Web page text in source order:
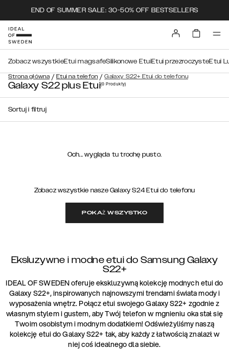
END OF SUMMER SALE: 30-50% OFF BESTSELLERS
Strona główna / Etui na telefon / Galaxy S22+ Etui do telefonu
Zobacz wszystkieEtui magsafeSilikonowe EtuiEtui przezroczysteEtui
Galaxy S22 plus Etui(0Produkty)
Sortuj i filtruj
Och... wygląda tu trochę pusto.
Zobacz wszystkie nasze Galaxy S24 Etui do telefonu
POKAŻ WSZYSTKO
Eksluzywne i modne etui do Samsung Galaxy
S22+
IDEAL OF SWEDEN oferuje ekskluzywną kolekcję modnych etui do
Galaxy S22+, inspirowanych najnowszymi trendami świata mody i
wyposażenia wnętrz. Połącz etui swojego Galaxy S22+ zgodnie z
własnym stylem i gustem, aby Twój telefon w mgnieniu oka stał się
Twoim osobistym i modnym dodatkiem! Odświeżyliśmy naszą
kolekcję etui do Galaxy S22+ tak, aby każdy z łatwością znalazł w
niej coś idealnego dla siebie.